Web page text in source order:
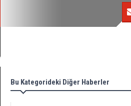
Trabzonspor-
Bu Kategorideki Diğer Haberler